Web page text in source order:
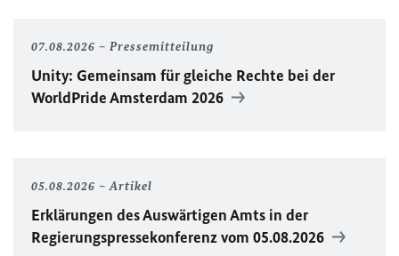
07.08.2026 Pressemitteilung
Unity: Gemeinsam für gleiche Rechte bei der
WorldPrideAmsterdam 2026
05.08.2026 Artikel
Erklärungen des Auswärtigen Amts in der
Regierungspressekonferenz vom 05.08.2026